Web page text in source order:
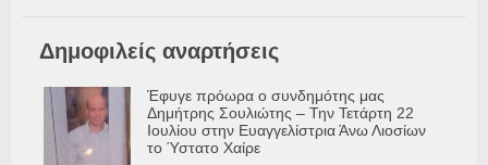
Δημοφιλείς αναρτήσεις
Έφυγε πρόωρα ο συνδημότης μας
Δημήτρης Σουλιώτης – Την Τετάρτη 22
Ιουλίου στην Ευαγγελίστρια Άνω Λιοσίων
το Ύστατο Χαίρε